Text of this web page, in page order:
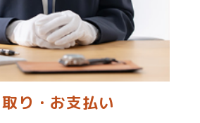
り・お支払い